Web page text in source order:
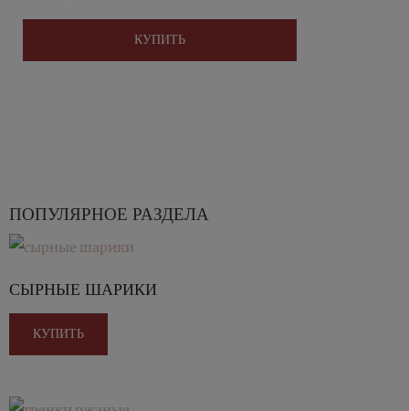
КУПИТЬ
ПОПУЛЯРНОЕ РАЗДЕЛА
СЫРНЫЕ ШАРИКИ
КУПИТЬ